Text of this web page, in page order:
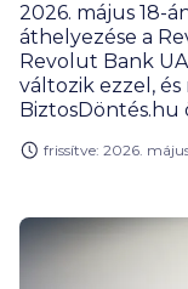
2026. május 18-
áthelyezése a
Revolut Bank
változik ezzel, és
BiztosDöntés.hu
frissítve: 2026.